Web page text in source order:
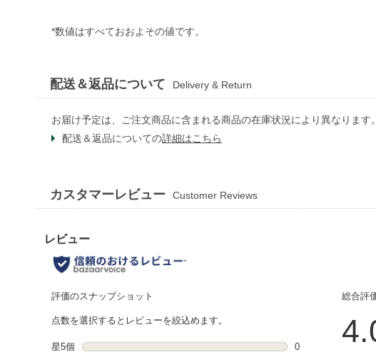
*数値はすべておおよその値です。
配送＆返品について Delivery & Return
お届け予定は、ご注文商品に含まれる商品の在庫状況により異なります。
配送＆返品についての詳細はこちら
カスタマーレビュー Customer Reviews